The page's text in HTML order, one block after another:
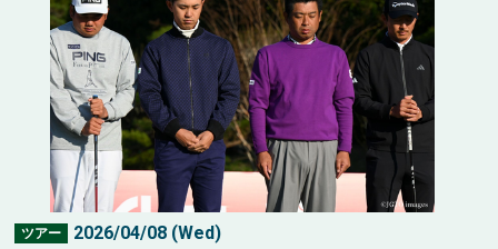
ツアー
2026/04/08 (Wed)